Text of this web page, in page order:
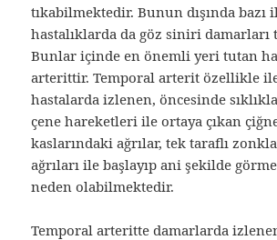
tıkabilmektedir. Bunun dışında
hastalıklarda da göz siniri damarları
Bunlar içinde en önemli yeri tutan
arterittir. Temporal arterit özellikle
hastalarda izlenen, öncesinde
çene hareketleri ile ortaya çıkan
kaslarındaki ağrılar, tek taraflı
ağrıları ile başlayıp ani şekilde
neden olabilmektedir.
Temporal arteritte damarlarda